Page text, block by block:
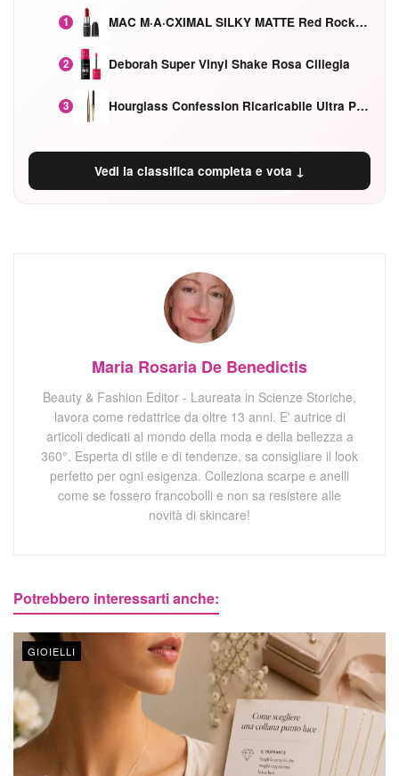
1 MAC M·A·CXIMAL SILKY MATTE Red Rock mat
2 Deborah Super Vinyl Shake Rosa Ciliegia
3 Hourglass Confession Ricaricabile Ultra Preciso Ad Alta Intensità Secretly Classic Red
Vedi la classifica completa e vota ↓
Maria Rosaria De Benedictis
Beauty & Fashion Editor - Laureata in Scienze Storiche,
lavora come redattrice da oltre 13 anni. E' autrice di
articoli dedicati al mondo della moda e della bellezza a
360°. Esperta di stile e di tendenze, sa consigliare il look
perfetto per ogni esigenza. Colleziona scarpe e anelli
come se fossero francobolli e non sa resistere alle
novità di skincare!
Potrebbero interessarti anche:
GIOIELLI